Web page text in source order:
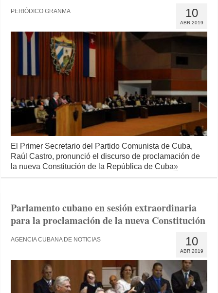
10
ABR 2019
PERIÓDICO GRANMA
El Primer Secretario del Partido Comunista de Cuba,
Raúl Castro, pronunció el discurso de proclamación de
la nueva Constitución de la República de Cuba»
Parlamento cubano en sesión extraordinaria
para la proclamación de la nueva Constitución
10
ABR 2019
AGENCIA CUBANA DE NOTICIAS